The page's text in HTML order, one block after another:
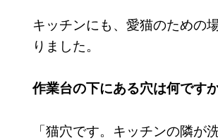
キッチンにも、愛猫のための
りました。
作業台の下にある穴は何です
「猫穴です。キッチンの隣が